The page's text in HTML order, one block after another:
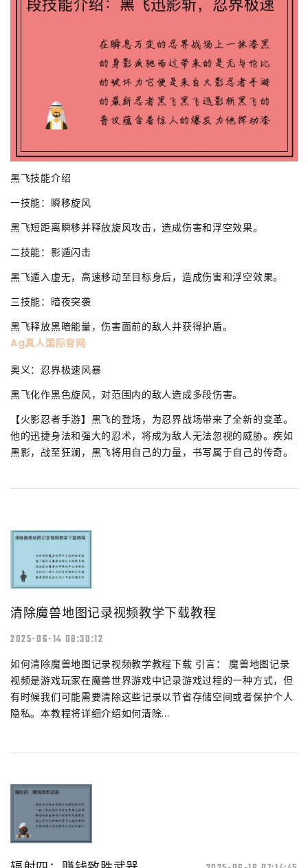
黑飞技能介绍
一技能：瞬移旋风
黑飞短距离瞬移并释放旋风攻击，造成伤害和浮空效果。
二技能：影遁闪击
黑飞遁入虚无，高速移动至目标身后，造成伤害和浮空效果。
三技能：暗夜突袭
黑飞释放黑暗能量，伤害面前的敌人并获得护盾。
Ag真人国际官网
奥义：忍界极速风暴
黑飞化作黑色旋风，对范围内的敌人造成多段伤害。
【火影忍者手游】黑飞的登场，为忍界战场带来了全新的变革。
他的迅捷身法和强大的忍术，将成为敌人无法忽视的威胁。疾如
黑影，战至狂澜，黑飞将用自己的力量，书写属于自己的传奇。
清除魔兽地图记录视频教学下载教程
2025-06-14 08:30:12
如何清除魔兽地图记录视频教学教程下载 引言： 魔兽地图记录
视频是游戏玩家在魔兽世界游戏中记录游戏过程的一种方式，但
有时候我们可能需要清除这些记录以节省存储空间或者保护个人
隐私。本教程将详细介绍如何清除...